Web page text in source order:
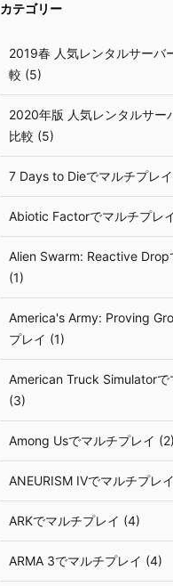
カテゴリー
2019春 人気レンタルサーバ
較 (5)
2020年版 人気レンタルサー
比較 (5)
7 Days to Dieでマルチプレ
Abiotic Factorでマルチプレ
Alien Swarm: Reactive Drop
(1)
America's Army: Proving
プレイ (1)
American Truck Simulatorで
(3)
Among Usでマルチプレイ (2)
ANEURISM IVでマルチプレ
ARKでマルチプレイ (4)
ARMA 3でマルチプレイ (4)